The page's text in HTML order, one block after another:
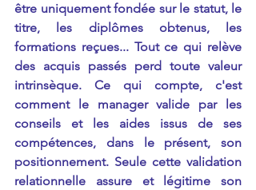
être uniquement fondée sur le statut, le
titre, les diplômes obtenus, les
formations reçues... Tout ce qui relève
des acquis passés perd toute valeur
intrinsèque. Ce qui compte, c'est
comment le manager valide par les
conseils et les aides issus de ses
compétences, dans le présent, son
positionnement. Seule cette validation
relationnelle assure et légitime son